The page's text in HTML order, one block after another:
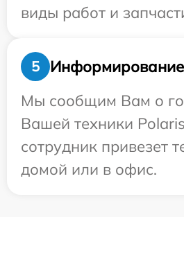
виды работ и
5
Информирование
Мы сообщим Вам о
Вашей техники
сотрудник привезет
домой или в офис.